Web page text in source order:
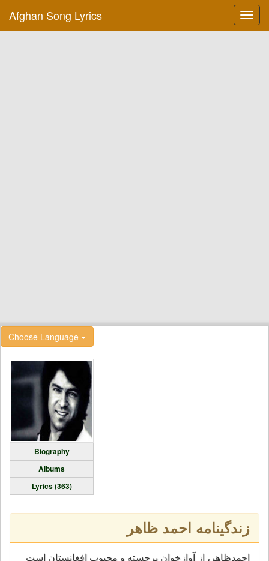
Afghan Song Lyrics
Choose Language
Biography
Albums
Lyrics (363)
زندگینامه احمد ظاهر
احمدظاهر، از آوازخوان برجسته و محبوب افغانستان است